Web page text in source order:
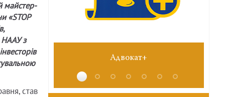
майстер-
«STOP
НААУ з
став
Адвокат+